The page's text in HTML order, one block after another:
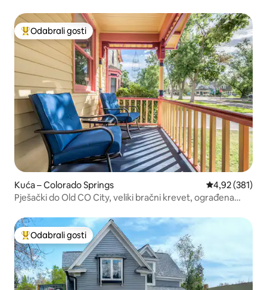
Među najviše rangiranima s oznakom „Odabrali gosti”
Odabrali gosti
Kuća – Colorado Springs Prosječna
4,92 (381)
Pješački do Old CO City, veliki bračni krevet, ograđena
Među najviše rangiranima s oznakom „Odabrali gosti”
Odabrali gosti